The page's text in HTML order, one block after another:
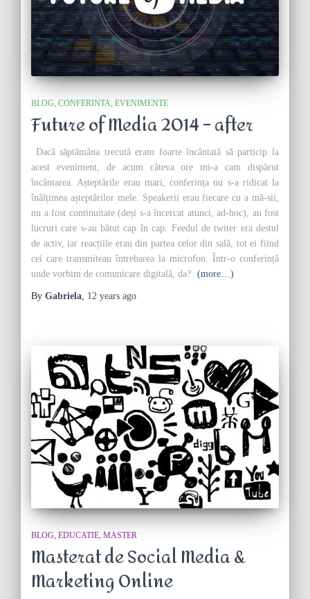
BLOG CONFERINTA EVENIMENTE
Future of Media 2014 – after
Dacă săptămâna trecută eram foarte încântată să particip la
acest eveniment, de acum câteva ore mi-a cam dispărut
încântarea. Așteptările erau mari, conferința nu s-a ridicat la
înălțimea așteptărilor mele. Speakerii erau fiecare cu a mă-sii,
nu a fost continuitate (deși s-a încercat atunci, ad-hoc), au fost
lucruri care s-au bătut cap în cap. Feedul de twiter era destul
de activ, iar reacțiile erau din partea celor din sală, tot ei fiind
cei care transmiteau întrebarea la microfon. Într-o conferință
unde vorbim de comunicare digitală, da? (more…)
By Gabriela, 12 years ago
BLOG EDUCATIE MASTER
Masterat de Social Media &
Marketing Online